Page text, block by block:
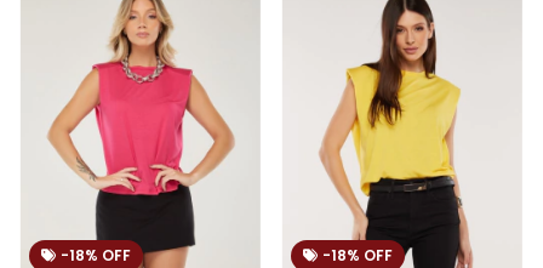
-18% OFF -18% OFF